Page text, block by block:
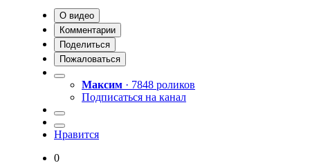
О видео
Комментарии
Поделиться
Пожаловаться
Максим · 7848 роликов
Подписаться на канал
Нравится
0